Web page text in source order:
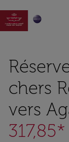

chers
vers
317,85*